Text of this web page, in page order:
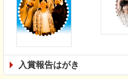
入賞報告はがき